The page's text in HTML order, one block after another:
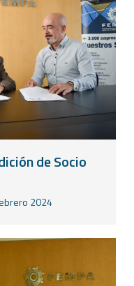
de Socio
2024